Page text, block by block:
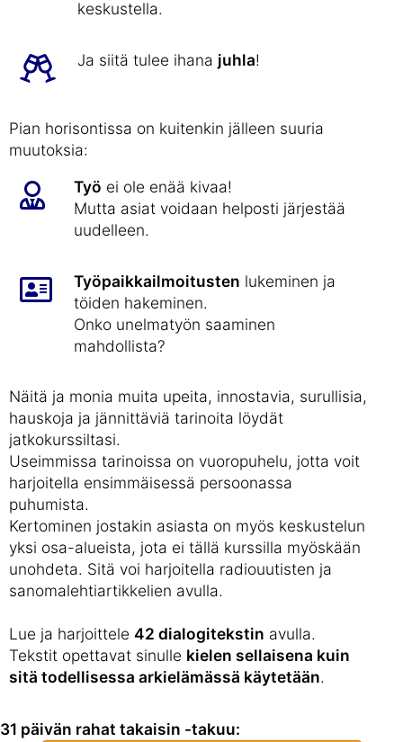
keskustella.
Ja siitä tulee ihana juhla!
Pian horisontissa on kuitenkin jälleen suuria
muutoksia:
Työ ei ole enää kivaa!
Mutta asiat voidaan helposti järjestää
uudelleen.
Työpaikkailmoitusten lukeminen ja
töiden hakeminen.
Onko unelmatyön saaminen
mahdollista?
Näitä ja monia muita upeita, innostavia, surullisia,
hauskoja ja jännittäviä tarinoita löydät
jatkokurssiltasi.
Useimmissa tarinoissa on vuoropuhelu, jotta voit
harjoitella ensimmäisessä persoonassa
puhumista.
Kertominen jostakin asiasta on myös keskustelun
yksi osa-alueista, jota ei tällä kurssilla myöskään
unohdeta. Sitä voi harjoitella radiouutisten ja
sanomalehtiartikkelien avulla.
Lue ja harjoittele 42 dialogitekstin avulla.
Tekstit opettavat sinulle kielen sellaisena kuin
sitä todellisessa arkielämässä käytetään.
31 päivän rahat takaisin -takuu: